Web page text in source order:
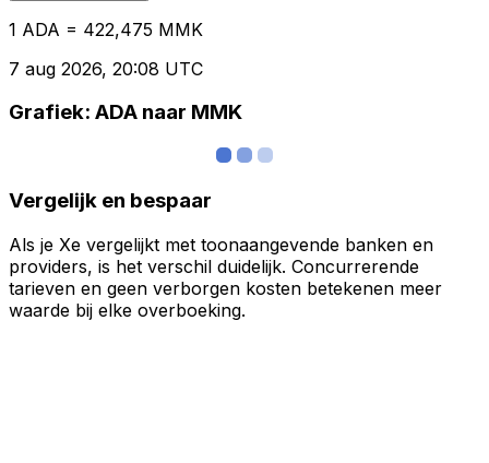
1 ADA = 422,475 MMK
7 aug 2026, 20:08 UTC
Grafiek: ADA naar MMK
Vergelijk en bespaar
Als je Xe vergelijkt met toonaangevende banken en
providers, is het verschil duidelijk. Concurrerende
tarieven en geen verborgen kosten betekenen meer
waarde bij elke overboeking.